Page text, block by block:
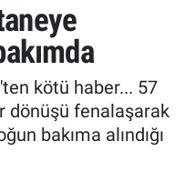
kötü haber... 57
dönüşü fenalaşarak
bakıma alındığı